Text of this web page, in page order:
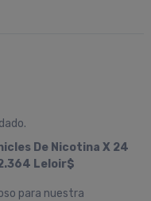
De Nicotina X 24
Leloir$
para nuestra